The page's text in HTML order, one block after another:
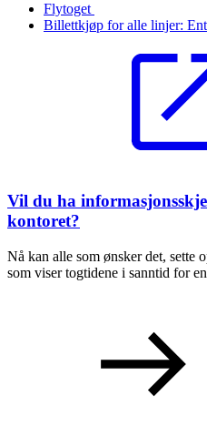
Flytoget
Billettkjøp for alle linjer:
Vil du ha
kontoret?
Nå kan alle som ønsker det, sette
som viser togtidene i sanntid for